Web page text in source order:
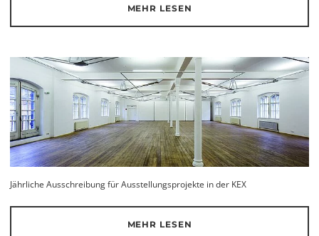
MEHR LESEN
Jährliche Ausschreibung für Ausstellungsprojekte in der KEX
MEHR LESEN